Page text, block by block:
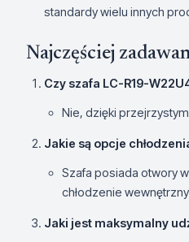
standardy wielu innych
Najczęściej
Czy szafa LC-R19-
Nie, dzięki
Jakie są opcje
Szafa posiada otwory
chłodzenie
Jaki jest maksymalny